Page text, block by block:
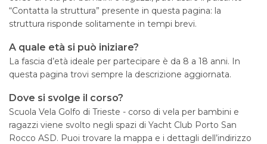
“Contatta la struttura” presente in questa pagina: la
struttura risponde solitamente in tempi brevi.
A quale età si può iniziare?
La fascia d’età ideale per partecipare è da 8 a 18 anni. In
questa pagina trovi sempre la descrizione aggiornata.
Dove si svolge il corso?
Scuola Vela Golfo di Trieste - corso di vela per bambini e
ragazzi viene svolto negli spazi di Yacht Club Porto San
Rocco ASD. Puoi trovare la mappa e i dettagli dell’indirizzo